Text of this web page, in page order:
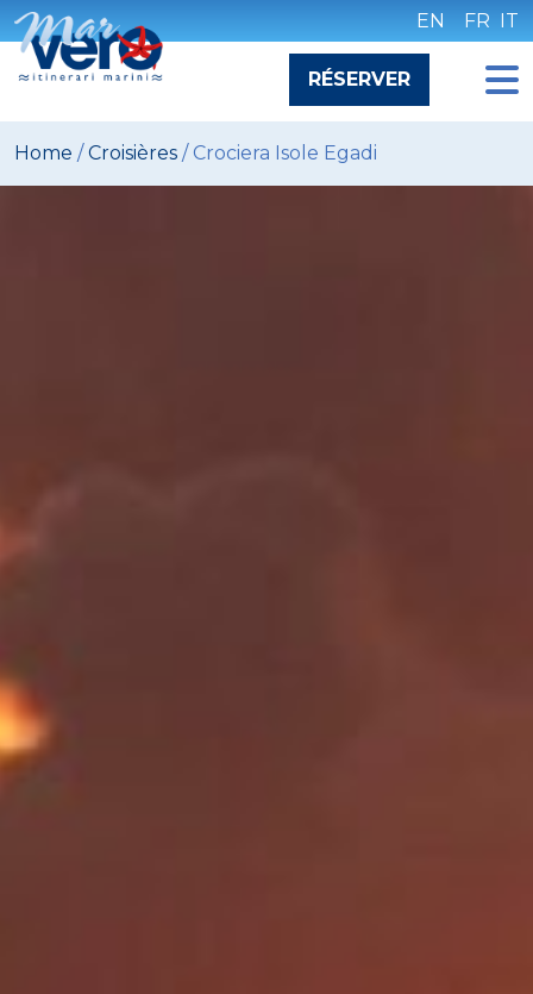
Skip
to
content
EN FR IT
RÉSERVER
Home /Croisières / Crociera Isole Egadi